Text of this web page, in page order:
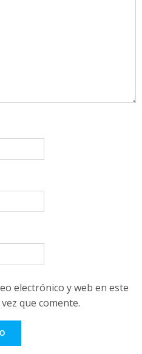
electrónico y web en este
que comente.